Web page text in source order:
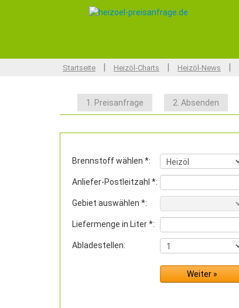
Startseite | Heizöl-Charts | Heizöl-News |
1. Preisanfrage 2. Absenden
Brennstoff wählen *:
Anliefer-Postleitzahl *:
Gebiet auswählen *:
Liefermenge in Liter *:
Abladestellen: